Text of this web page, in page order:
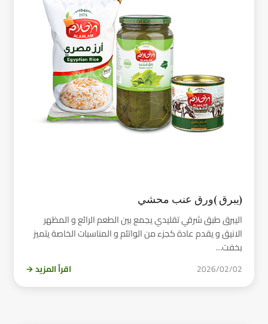
(يبرق )ورق عنب محشي
اليبرق طبق شرقي تقليدي يجمع بين الطعم الرائع و المظهر
الانيق و يقدم عادة كجزء من الواتئم و المناسبات الخاصة يتميز
بخفت…
2026/02/02 اقرأ المزيد →